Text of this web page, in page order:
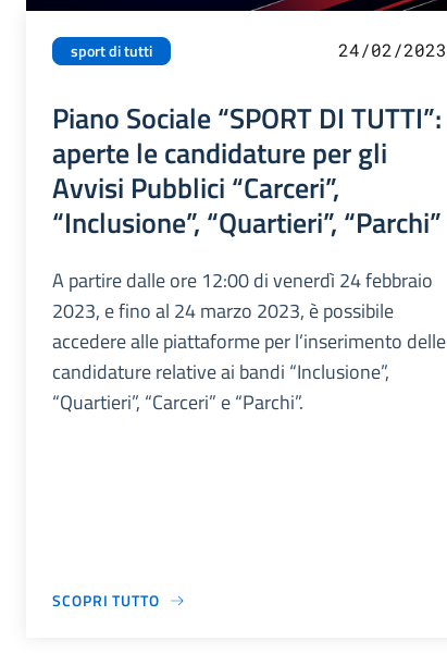
sport di tutti 24/02/2023
Piano Sociale “SPORT DI TUTTI”:
aperte le candidature per gli
Avvisi Pubblici “Carceri”,
“Inclusione”, “Quartieri”, “Parchi”
A partire dalle ore 12:00 di venerdì 24 febbraio
2023, e fino al 24 marzo 2023, è possibile
accedere alle piattaforme per l’inserimento delle
candidature relative ai bandi “Inclusione”,
“Quartieri”, “Carceri” e “Parchi”.
SCOPRI TUTTO